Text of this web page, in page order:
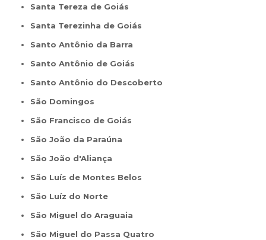
Santa Tereza de Goiás
Santa Terezinha de Goiás
Santo Antônio da Barra
Santo Antônio de Goiás
Santo Antônio do Descoberto
São Domingos
São Francisco de Goiás
São João da Paraúna
São João d'Aliança
São Luís de Montes Belos
São Luíz do Norte
São Miguel do Araguaia
São Miguel do Passa Quatro